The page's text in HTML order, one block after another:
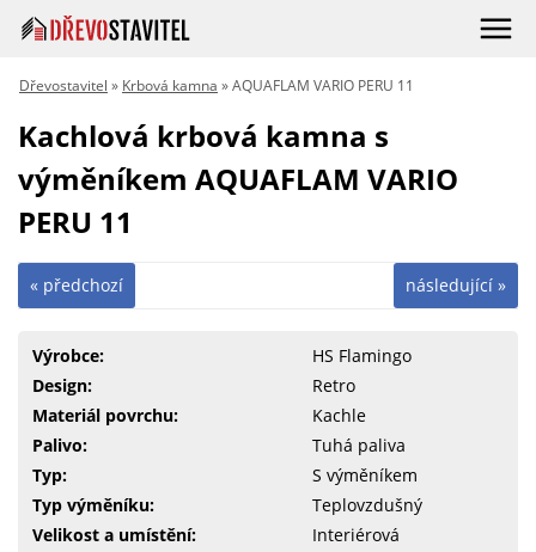
Dřevostavitel » Krbová kamna » AQUAFLAM VARIO PERU 11
Kachlová krbová kamna s
výměníkem AQUAFLAM VARIO
PERU 11
následující »
« předchozí
Výrobce:
HS Flamingo
Design:
Retro
Materiál povrchu:
Kachle
Palivo:
Tuhá paliva
Typ:
S výměníkem
Typ výměníku:
Teplovzdušný
Velikost a umístění:
Interiérová